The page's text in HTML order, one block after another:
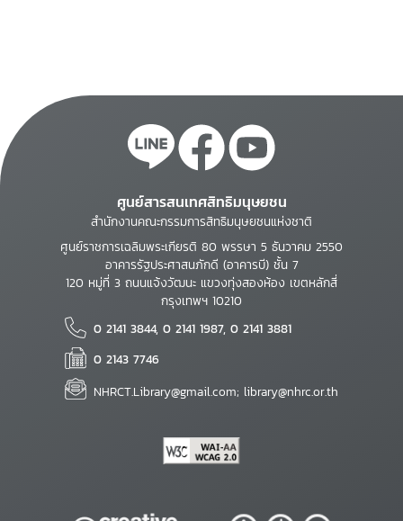
ศูนย์สารสนเทศสิทธิมนุษยชน
สำนักงานคณะกรรมการสิทธิมนุษยชนแห่งชาติ
ศูนย์ราชการเฉลิมพระเกียรติ 80 พรรษา 5 ธันวาคม 2550
อาคารรัฐประศาสนภักดี (อาคารบี) ชั้น 7
120 หมู่ที่ 3 ถนนแจ้งวัฒนะ แขวงทุ่งสองห้อง เขตหลักสี่
กรุงเทพฯ 10210
0 2141 3844, 0 2141 1987, 0 2141 3881
0 2143 7746
NHRCT.Library@gmail.com; library@nhrc.or.th